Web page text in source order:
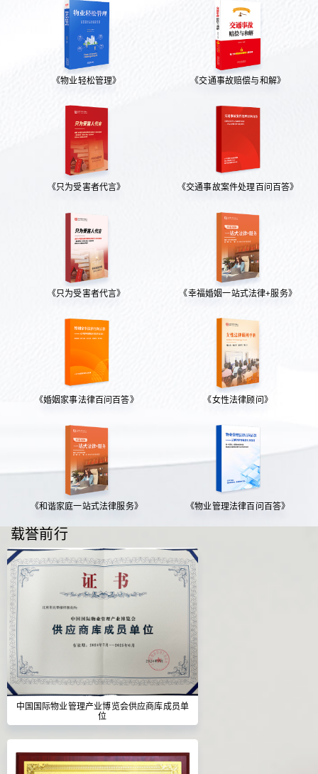
《物业轻松管理》 《交通事故赔偿与和解》
《只为受害者代言》 《交通事故案件处理百问百答》
《只为受害者代言》 《幸福婚姻一站式法律+服务》
《婚姻家事法律百问百答》 《女性法律顾问》
《和谐家庭一站式法律服务》 《物业管理法律百问百答》
载誉前行
中国国际物业管理产业博览会供应商库成员单
位